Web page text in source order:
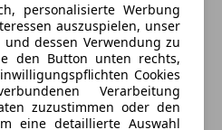
personalisierte Werbung
auszuspielen, unser
dessen Verwendung zu
den Button unten rechts,
Cookies
Verarbeitung
zuzustimmen oder den
eine detaillierte Auswahl